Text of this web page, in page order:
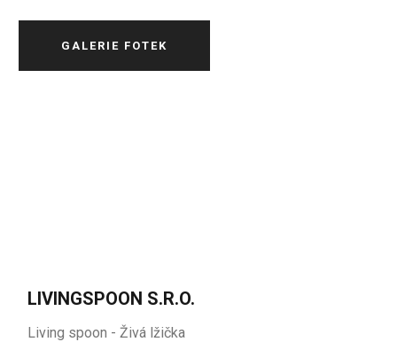
GALERIE FOTEK
LIVINGSPOON S.R.O.
Living spoon - Živá lžička